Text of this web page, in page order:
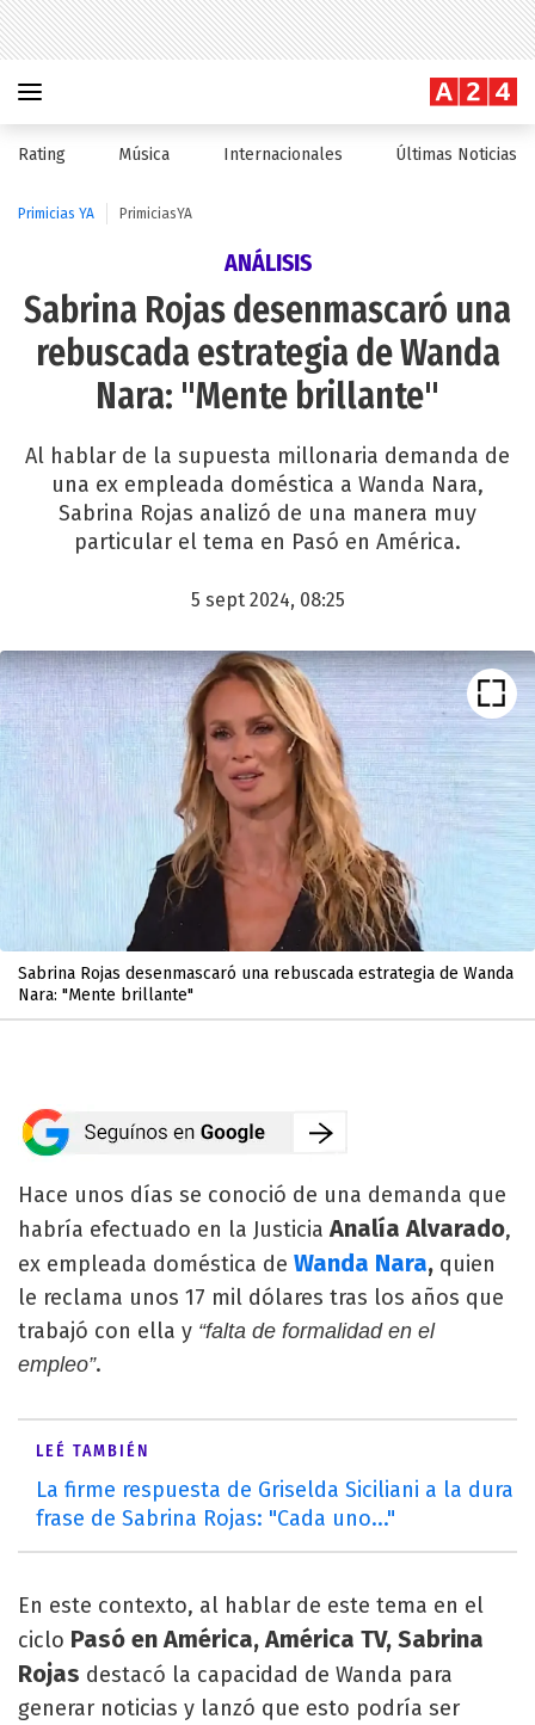
Rating Música Internacionales Últimas Noticias
Primicias YA PrimiciasYA
ANÁLISIS
Sabrina Rojas desenmascaró una
rebuscada estrategia de Wanda
Nara: "Mente brillante"
Al hablar de la supuesta millonaria demanda de
una ex empleada doméstica a Wanda Nara,
Sabrina Rojas analizó de una manera muy
particular el tema en Pasó en América.
5 sept 2024, 08:25
Sabrina Rojas desenmascaró una rebuscada estrategia de Wanda
Nara: "Mente brillante"
Hace unos días se conoció de una demanda que
habría efectuado en la JusticiaAnalía Alvarado,
ex empleada doméstica de Wanda Nara, quien
le reclama unos 17 mil dólares tras los años que
trabajó con ella y “falta de formalidad en el
empleo”.
LEÉ TAMBIÉN
La firme respuesta de Griselda Siciliani a la dura
frase de Sabrina Rojas: "Cada uno..."
En este contexto, al hablar de este tema en el
ciclo Pasó en América, América TV, Sabrina
Rojas destacó la capacidad de Wanda para
generar noticias y lanzó que esto podría ser